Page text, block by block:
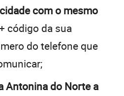
com o mesmo
código da sua
do telefone que
Antonina do Norte a